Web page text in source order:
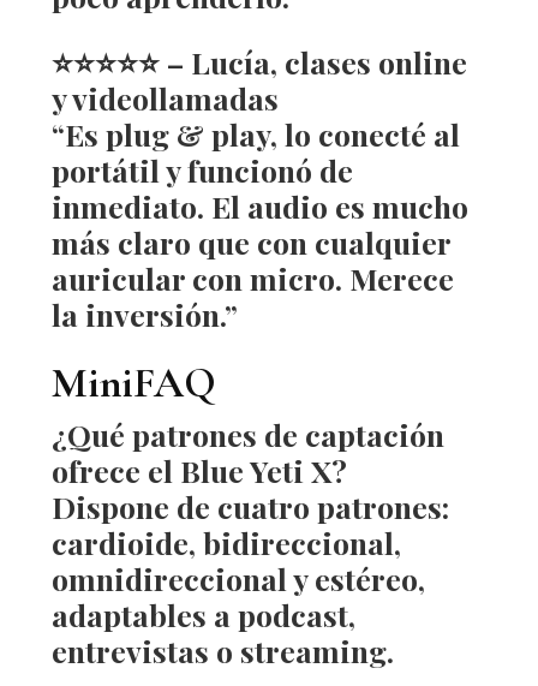
⭐️⭐️⭐️⭐️⭐️ – Lucía, clases online
y videollamadas
“Es plug & play, lo conecté al
portátil y funcionó de
inmediato. El audio es mucho
más claro que con cualquier
auricular con micro. Merece
la inversión.”
MiniFAQ
¿Qué patrones de captación
ofrece el Blue Yeti X?
Dispone de cuatro patrones:
cardioide, bidireccional,
omnidireccional y estéreo,
adaptables a podcast,
entrevistas o streaming.